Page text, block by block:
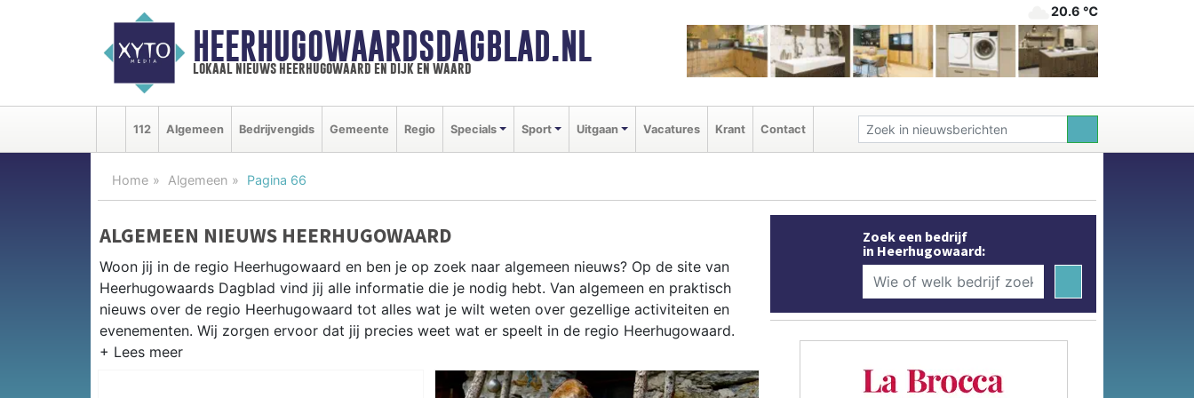
HEERHUGOWAARDSDAGBLAD.NL
lokaal nieuws heerhugowaard en dijk en waard
20.6 ℃
112 Algemeen Bedrijvengids Gemeente Regio Specials Sport Uitgaan Vacatures Krant Contact
Home Algemeen Pagina 66
ALGEMEEN NIEUWS HEERHUGOWAARD
Woon jij in de regio Heerhugowaard en ben je op zoek naar algemeen nieuws? Op de site van
Heerhugowaards Dagblad vind jij alle informatie die je nodig hebt. Van algemeen en praktisch
nieuws over de regio Heerhugowaard tot alles wat je wilt weten over gezellige activiteiten en
evenementen. Wij zorgen ervoor dat jij precies weet wat er speelt in de regio Heerhugowaard.
ALGEMEEN NIEUWS EN PRAKTISCHE INFORMATIE HEERHUGOWAARD
Zoek een bedrijf
in Heerhugowaard: